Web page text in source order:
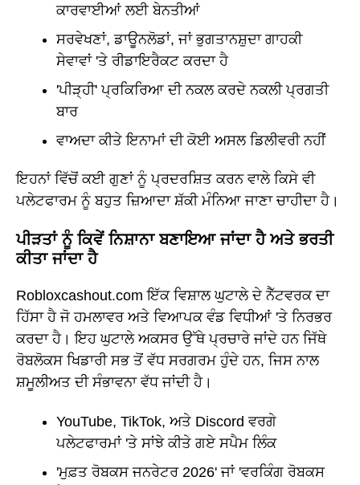
ਕਾਰਵਾਈਆਂ ਲਈ ਬੇਨਤੀਆਂ
ਸਰਵੇਖਣਾਂ, ਡਾਊਨਲੋਡਾਂ, ਜਾਂ ਭੁਗਤਾਨਸ਼ੁਦਾ ਗਾਹਕੀ
ਸੇਵਾਵਾਂ 'ਤੇ ਰੀਡਾਇਰੈਕਟ ਕਰਦਾ ਹੈ
'ਪੀੜ੍ਹੀ' ਪ੍ਰਕਿਰਿਆ ਦੀ ਨਕਲ ਕਰਦੇ ਨਕਲੀ ਪ੍ਰਗਤੀ
ਬਾਰ
ਵਾਅਦਾ ਕੀਤੇ ਇਨਾਮਾਂ ਦੀ ਕੋਈ ਅਸਲ ਡਿਲੀਵਰੀ ਨਹੀਂ
ਇਹਨਾਂ ਵਿੱਚੋਂ ਕਈ ਗੁਣਾਂ ਨੂੰ ਪ੍ਰਦਰਸ਼ਿਤ ਕਰਨ ਵਾਲੇ ਕਿਸੇ ਵੀ
ਪਲੇਟਫਾਰਮ ਨੂੰ ਬਹੁਤ ਜ਼ਿਆਦਾ ਸ਼ੱਕੀ ਮੰਨਿਆ ਜਾਣਾ ਚਾਹੀਦਾ ਹੈ।
ਪੀੜਤਾਂ ਨੂੰ ਕਿਵੇਂ ਨਿਸ਼ਾਨਾ ਬਣਾਇਆ ਜਾਂਦਾ ਹੈ ਅਤੇ ਭਰਤੀ
ਕੀਤਾ ਜਾਂਦਾ ਹੈ
Robloxcashout.com ਇੱਕ ਵਿਸ਼ਾਲ ਘੁਟਾਲੇ ਦੇ ਨੈੱਟਵਰਕ ਦਾ
ਹਿੱਸਾ ਹੈ ਜੋ ਹਮਲਾਵਰ ਅਤੇ ਵਿਆਪਕ ਵੰਡ ਵਿਧੀਆਂ 'ਤੇ ਨਿਰਭਰ
ਕਰਦਾ ਹੈ। ਇਹ ਘੁਟਾਲੇ ਅਕਸਰ ਉੱਥੇ ਪ੍ਰਚਾਰੇ ਜਾਂਦੇ ਹਨ ਜਿੱਥੇ
ਰੋਬਲੋਕਸ ਖਿਡਾਰੀ ਸਭ ਤੋਂ ਵੱਧ ਸਰਗਰਮ ਹੁੰਦੇ ਹਨ, ਜਿਸ ਨਾਲ
ਸ਼ਮੂਲੀਅਤ ਦੀ ਸੰਭਾਵਨਾ ਵੱਧ ਜਾਂਦੀ ਹੈ।
YouTube, TikTok, ਅਤੇ Discord ਵਰਗੇ
ਪਲੇਟਫਾਰਮਾਂ 'ਤੇ ਸਾਂਝੇ ਕੀਤੇ ਗਏ ਸਪੈਮ ਲਿੰਕ
'ਮੁਫ਼ਤ ਰੋਬਕਸ ਜਨਰੇਟਰ 2026' ਜਾਂ 'ਵਰਕਿੰਗ ਰੋਬਕਸ